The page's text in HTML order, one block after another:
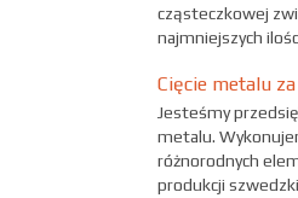
cząsteczkowej
najmniejszych
Cięcie metalu
Jesteśmy
metalu.
różnorodnych
produkcji